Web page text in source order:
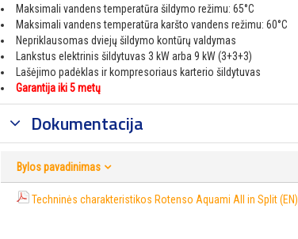
Maksimali vandens temperatūra šildymo režimu: 65°C
Maksimali vandens temperatūra karšto vandens režimu: 60°C
Nepriklausomas dviejų šildymo kontūrų valdymas
Lankstus elektrinis šildytuvas 3 kW arba 9 kW (3+3+3)
Lašėjimo padėklas ir kompresoriaus karterio šildytuvas
Garantija iki 5 metų
Dokumentacija
Bylos pavadinimas
Techninės charakteristikos Rotenso Aquami All in Split (EN)